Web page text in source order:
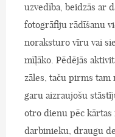
uzvedība, beidzās ar
fotogrāfiju rādīšanu
noraksturo vīru vai
mīļāko. Pēdējās
zāles, taču pirms tam
garu aizraujošu
otro dienu pēc
darbinieku, draugu